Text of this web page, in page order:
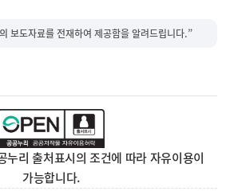
보도자료를 전재하여 제공함을 알려드립니다.”
누리 출처표시의 조건에 따라 자유이용이
가능합니다.